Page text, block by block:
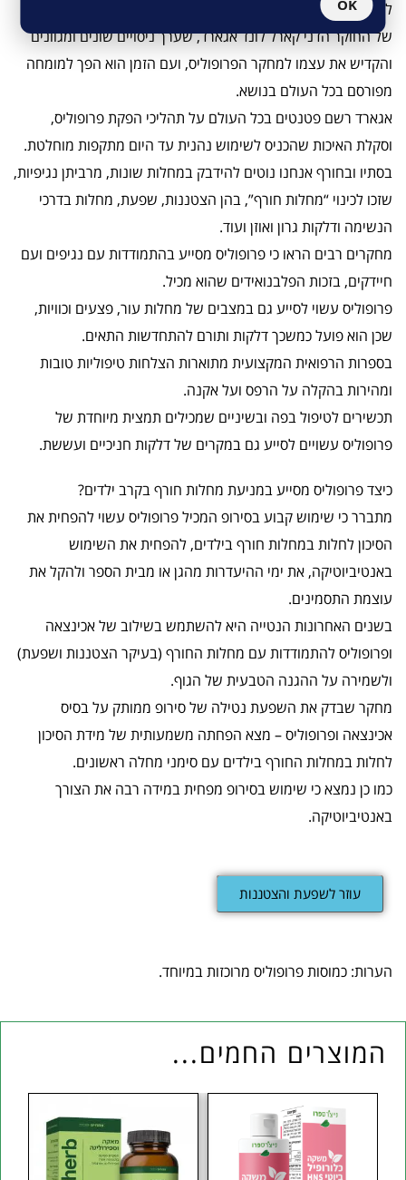
למעשה חייב הפרופוליס את נצחונו וחזרתו לשימוש נרחב לזכותו
של החוקר הדני קארל לונד אגארד, שערך ניסויים שונים ומגוונים
והקדיש את עצמו למחקר הפרופוליס, ועם הזמן הוא הפך למומחה
מפורסם בכל העולם בנושא.
אגארד רשם פטנטים בכל העולם על תהליכי הפקת פרופוליס,
וסקלת האיכות שהכניס לשימוש נהנית עד היום מתקפות מוחלטת.
בסתיו ובחורף אנחנו נוטים להידבק במחלות שונות, מרביתן נגיפיות,
שזכו לכינוי “מחלות חורף”, בהן הצטננות, שפעת, מחלות בדרכי
הנשימה ודלקות גרון ואוזן ועוד.
מחקרים רבים הראו כי פרופוליס מסייע בהתמודדות עם נגיפים ועם
חיידקים, בזכות הפלבנואידים שהוא מכיל.
פרופוליס עשוי לסייע גם במצבים של מחלות עור, פצעים וכוויות,
שכן הוא פועל כמשכך דלקות ותורם להתחדשות התאים.
בספרות הרפואית המקצועית מתוארות הצלחות טיפוליות טובות
ומהירות בהקלה על הרפס ועל אקנה.
תכשירים לטיפול בפה ובשיניים שמכילים תמצית מיוחדת של
פרופוליס עשויים לסייע גם במקרים של דלקות חניכיים ועששת.
כיצד פרופוליס מסייע במניעת מחלות חורף בקרב ילדים?
מתברר כי שימוש קבוע בסירופ המכיל פרופוליס עשוי להפחית את
הסיכון לחלות במחלות חורף בילדים, להפחית את השימוש
באנטיביוטיקה, את ימי ההיעדרות מהגן או מבית הספר ולהקל את
עוצמת התסמינים.
בשנים האחרונות הנטייה היא להשתמש בשילוב של אכינצאה
ופרופוליס להתמודדות עם מחלות החורף (בעיקר הצטננות ושפעת)
ולשמירה על ההגנה הטבעית של הגוף.
מחקר שבדק את השפעת נטילה של סירופ ממותק על בסיס
אכינצאה ופרופוליס – מצא הפחתה משמעותית של מידת הסיכון
לחלות במחלות החורף בילדים עם סימני מחלה ראשונים.
כמו כן נמצא כי שימוש בסירופ מפחית במידה רבה את הצורך
באנטיביוטיקה.
עוזר לשפעת והצטננות
הערות: כמוסות פרופוליס מרוכזות במיוחד.
המוצרים החמים...
OK